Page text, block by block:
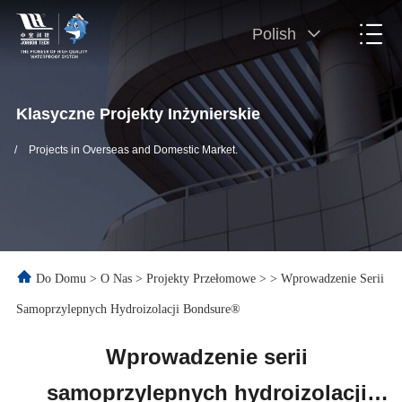
Polish
Klasyczne Projekty Inżynierskie
/ Projects in Overseas and Domestic Market.
Do Domu > O Nas > Projekty Przełomowe > > Wprowadzenie Serii
Samoprzylepnych Hydroizolacji Bondsure®
Wprowadzenie serii
samoprzylepnych hydroizolacji